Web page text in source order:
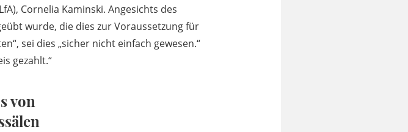
Cornelia Kaminski. Angesichts des
wurde, die dies zur Voraussetzung für
sei dies „sicher nicht einfach gewesen.“
gezahlt.“
von